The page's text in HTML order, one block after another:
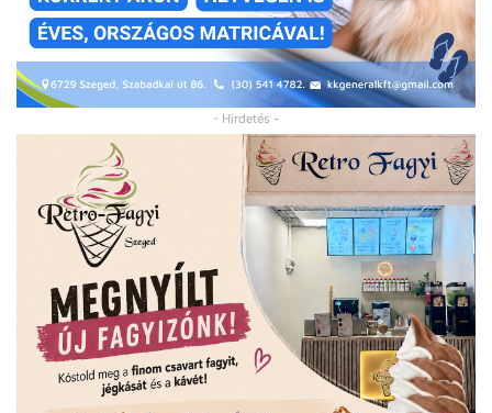
- Hirdetés -